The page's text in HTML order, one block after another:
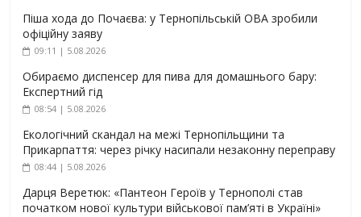
Піша хода до Почаєва: у Тернопільській ОВА зробили
офіційну заяву
09:11 | 5.08.2026
Обираємо диспенсер для пива для домашнього бару:
Експертний гід
08:54 | 5.08.2026
Екологічний скандал на межі Тернопільщини та
Прикарпаття: через річку насипали незаконну переправу
08:44 | 5.08.2026
Дарця Веретюк: «Пантеон Героїв у Тернополі став
початком нової культури військової пам’яті в Україні»